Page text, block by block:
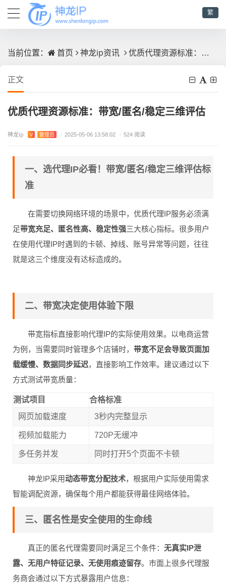
繁
当前位置： 首页 神龙ip资讯 优质代理资源标准：带宽/匿名/稳定三维评估
正文
优质代理资源标准：带宽/匿名/稳定三维评估
神龙ip V 管理员 / 2025-05-06 13:58:02 / 524 阅读
一、选代理IP必看！带宽/匿名/稳定三维评估标
准
在需要切换网络环境的场景中，优质代理IP服务必须满
足带宽充足、匿名性高、稳定性强三大核心指标。很多用户
在使用代理IP时遇到的卡顿、掉线、账号异常等问题，往往
就是这三个维度没有达标造成的。
二、带宽决定使用体验下限
带宽指标直接影响代理IP的实际使用效果。以电商运营
为例，当需要同时管理多个店铺时， 带宽不足会导致页面加
载缓慢、数据同步延迟，直接影响工作效率。建议通过以下
方式测试带宽质量：
测试项目
合格标准
网页加载速度
3秒内完整显示
视频加载能力 720P无缓冲
多任务并发 同时打开5个页面不卡顿
神龙IP采用动态带宽分配技术，根据用户实际使用需求
智能调配资源，确保每个用户都能获得最佳网络体验。
三、匿名性是安全使用的生命线
真正的匿名代理需要同时满足三个条件： 无真实IP泄
露、无用户特征记录、无使用痕迹留存。市面上很多代理服
务商会通过以下方式暴露用户信息：